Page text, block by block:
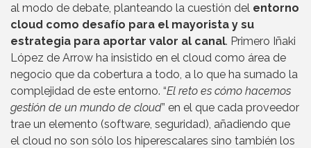
al modo de debate, planteando la cuestión del entorno
cloud como desafío para el mayorista y su
estrategia para aportar valor al canal. Primero Iñaki
López de Arrow ha insistido en el cloud como área de
negocio que da cobertura a todo, a lo que ha sumado la
complejidad de este entorno. “El reto es cómo hacemos
gestión de un mundo de cloud” en el que cada proveedor
trae un elemento (software, seguridad), añadiendo que
el cloud no son sólo los hiperescalares sino también los